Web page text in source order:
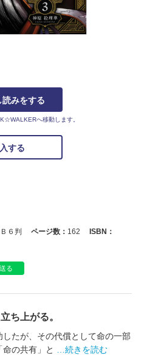
読みをする
へ移動します。
する
Ｂ６判 ページ数： 162
ISBN：
送る
ち上がる。
たが、その代償として命の一部
の共有」と
…続きを読む